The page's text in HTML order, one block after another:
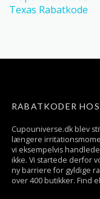
Texas Rabatkode
RABATKODER
Cupouniverse.dk blev
længere
vi eksempelvis
ikke. Vi startede derfor
ny barriere for gyldige
over 400 butikker. Find